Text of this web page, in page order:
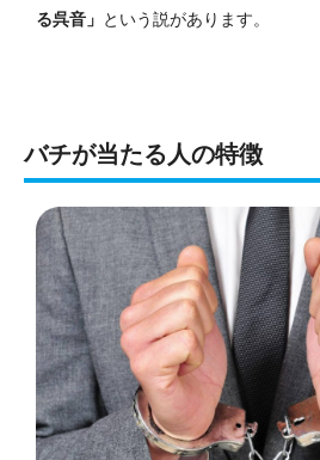
る呉音」 という説があります。
バチが当たる人の特徴